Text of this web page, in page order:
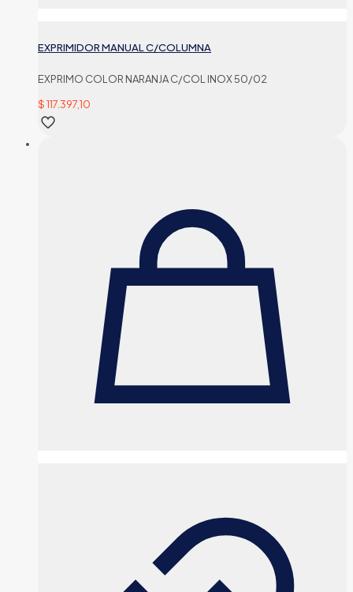
EXPRIMIDOR MANUAL C/COLUMNA
EXPRIMO COLOR NARANJA C/COL INOX 50/02
$117.397,10